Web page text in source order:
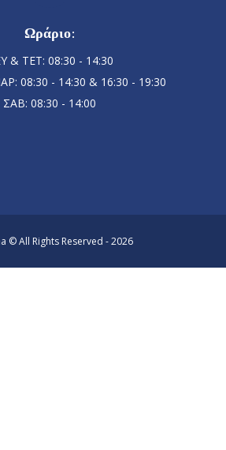
Ωράριο:
& ΤΕΤ: 08:30 - 14:30
08:30 - 14:30 & 16:30 - 19:30
ΣΑΒ: 08:30 - 14:00
© All Rights Reserved - 2026